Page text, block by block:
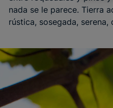
nada se le parece. Tierra
rústica, sosegada,